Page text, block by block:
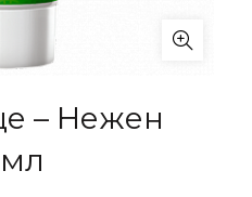
– Нежен